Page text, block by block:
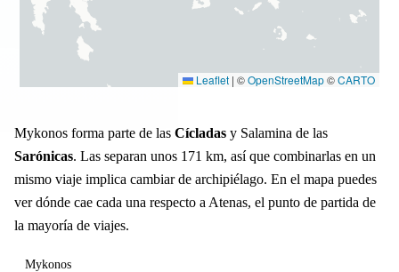
Leaflet | ©OpenStreetMap©CARTO
Mykonos forma parte de las Cícladas y Salamina de las
Sarónicas. Las separan unos 171 km, así que combinarlas en un
mismo viaje implica cambiar de archipiélago. En el mapa puedes
ver dónde cae cada una respecto a Atenas, el punto de partida de
la mayoría de viajes.
Mykonos